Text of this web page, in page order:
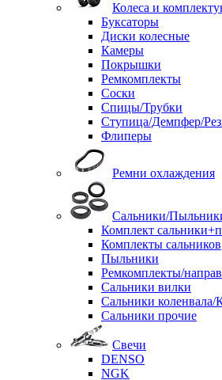
Колеса и
Буксаторы
Диски колесные
Камеры
Покрышки
Ремкомплекты
Соски
Спицы/Трубки
Ступица/Демпфер/
Флиперы
Ремни охлаждения
Сальники/
Комплект
Комплекты сальников
Пыльники
Ремкомплекты/
Сальники вилки
Сальники
Сальники прочие
Свечи
DENSO
NGK